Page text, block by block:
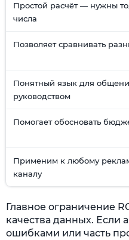
Простой расчёт — нужны
числа
Позволяет сравнивать
Понятный язык для
руководством
Помогает обосновать
Применим к любому
каналу
Главное ограничение
качества данных. Если
ошибками или часть